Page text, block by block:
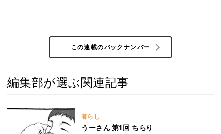
この連載のバックナンバー
編集部が選ぶ関連記事
暮らし
うーさん 第1回 ちらり